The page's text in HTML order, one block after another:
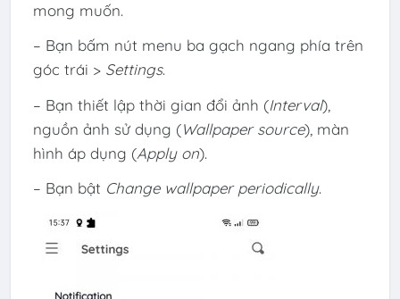
mong muốn.
– Bạn bấm nút menu ba gạch ngang phía trên
góc trái > Settings.
– Bạn thiết lập thời gian đổi ảnh (Interval),
nguồn ảnh sử dụng (Wallpaper source), màn
hình áp dụng (Apply on).
– Bạn bật Change wallpaper periodically.